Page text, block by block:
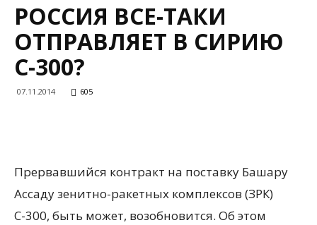
РОССИЯ ВСЕ-ТАКИ
ОТПРАВЛЯЕТ В СИРИЮ
С-300?
07.11.2014 605
Прервавшийся контракт на поставку Башару
Ассаду зенитно-ракетных комплексов (ЗРК)
С-300, быть может, возобновится. Об этом